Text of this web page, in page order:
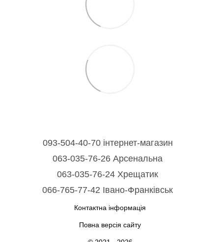
093-504-40-70 інтернет-магазин
063-035-76-26 Арсенальна
063-035-76-24 Хрещатик
066-765-77-42 Івано-Франківськ
Контактна інформація
Повна версія сайту